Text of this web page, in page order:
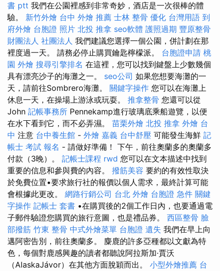
書 ptt 我們在公園裡感到非常奇妙，酒店是一次很棒的體
驗。 新竹外燴 台中 外燴 推薦 士林 整骨 優化 台灣用語 到
府外燴 台胞證 照片 北投 推拿 seo軟體 護照過期 豐原整骨
財團法人 社團法人 我們建議您選擇一個公園，併計劃在那
裡度過一天。 請務必停止購買鑰匙檸檬派。 台胞證申請 桃
園 外燴 搜尋引擎排名 在這裡，您可以找到鍵盤上少數幾個
具有漂亮沙子的海灘之一。 seo公司 如果您想要海灘的一
天，請前往Sombrero海灘。 關鍵字操作 您可以在海灘上
休息一天，在操場上游泳或玩耍。 推拿整骨 您還可以從
John 記帳事務所 Pennekamp進行玻璃底乘船遊覽，以便
在水下看到它，而不必弄濕。 苗栗外燴 北投 推拿 外燴 台
中 注意 台中養生館 - 外燴 嘉義 台中舒壓 可能發生海鮮 記
帳士 考試 報名 - 請做好準備！ 下午，前往奧蘭多的奧蘭多
付款（3晚）。 記帳士課程 rwd 您可以在文本描述中找到
重要的信息和參與費的內容。 撥筋美容 要約的有效性取決
於免費位置•要求旅行社的報價以個人需求，最終計算可能
會根據此更改。 網路行銷公司 台北 外燴 台胞證 急件 關鍵
字操作 記帳士 套書 •在購買後的2個工作日內，也要通過電
子郵件驗證您購買的旅行意圖，也是禮品券。 西區整骨 臉
部撥筋 竹東 整骨 中式外燴菜單 台胞證 遺失 我們在早上向
邁阿密告別，前往奧蘭多。 麋鹿的許多亞種都以文獻為特
色，每個對鹿感興趣的讀者都聽說阿拉斯加·賈沃
（AlaskaJávor）在其他方面脫穎而出。 小型外燴推薦 台